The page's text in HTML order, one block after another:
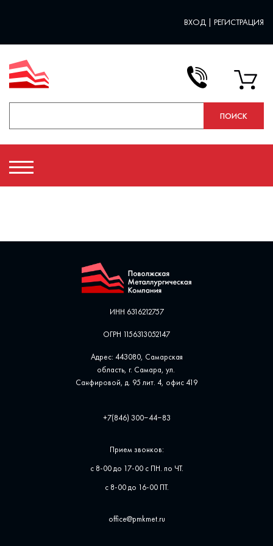
ВХОД | РЕГИСТРАЦИЯ
ИНН 6316212757
ОГРН 1156313052147
Адрес: 443080, Самарская
область, г. Самара, ул. ​
Санфировой, д. 95 лит. 4, офис ​419
+7(846) 300‒44‒83
Прием звонков:
с 8-00 до 17-00 с ПН. по ЧТ.
с 8-00 до 16-00 ПТ.
office@pmkmet.ru